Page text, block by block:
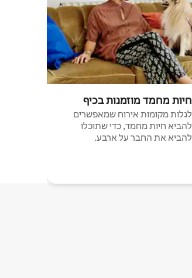
חיות מחמד מוזמנות בכיף
לגלות מקומות אירוח שמאפשרים
להביא חיות מחמד, כדי שתוכלו
להביא את החבר על ארבע.